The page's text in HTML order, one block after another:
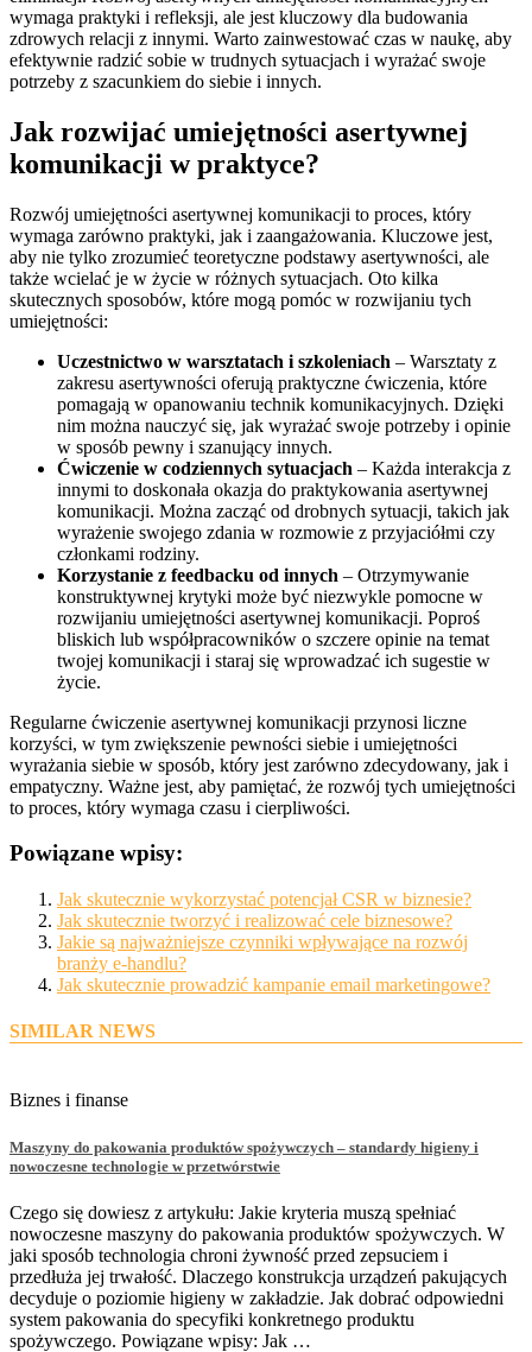
wymaga praktyki i refleksji, ale jest kluczowy dla budowania
zdrowych relacji z innymi. Warto zainwestować czas w naukę, aby
efektywnie radzić sobie w trudnych sytuacjach i wyrażać swoje
potrzeby z szacunkiem do siebie i innych.
Jak rozwijać umiejętności asertywnej
komunikacji w praktyce?
Rozwój umiejętności asertywnej komunikacji to proces, który
wymaga zarówno praktyki, jak i zaangażowania. Kluczowe jest,
aby nie tylko zrozumieć teoretyczne podstawy asertywności, ale
także wcielać je w życie w różnych sytuacjach. Oto kilka
skutecznych sposobów, które mogą pomóc w rozwijaniu tych
umiejętności:
Uczestnictwo w warsztatach i szkoleniach – Warsztaty z
zakresu asertywności oferują praktyczne ćwiczenia, które
pomagają w opanowaniu technik komunikacyjnych. Dzięki
nim można nauczyć się, jak wyrażać swoje potrzeby i opinie
w sposób pewny i szanujący innych.
Ćwiczenie w codziennych sytuacjach – Każda interakcja z
innymi to doskonała okazja do praktykowania asertywnej
komunikacji. Można zacząć od drobnych sytuacji, takich jak
wyrażenie swojego zdania w rozmowie z przyjaciółmi czy
członkami rodziny.
Korzystanie z feedbacku od innych – Otrzymywanie
konstruktywnej krytyki może być niezwykle pomocne w
rozwijaniu umiejętności asertywnej komunikacji. Poproś
bliskich lub współpracowników o szczere opinie na temat
twojej komunikacji i staraj się wprowadzać ich sugestie w
życie.
Regularne ćwiczenie asertywnej komunikacji przynosi liczne
korzyści, w tym zwiększenie pewności siebie i umiejętności
wyrażania siebie w sposób, który jest zarówno zdecydowany, jak i
empatyczny. Ważne jest, aby pamiętać, że rozwój tych umiejętności
to proces, który wymaga czasu i cierpliwości.
Powiązane wpisy:
Jak skutecznie wykorzystać potencjał CSR w biznesie?
Jak skutecznie tworzyć i realizować cele biznesowe?
Jakie są najważniejsze czynniki wpływające na rozwój
branży e-handlu?
Jak skutecznie prowadzić kampanie email marketingowe?
SIMILAR NEWS
Biznes i finanse
Maszyny do pakowania produktów spożywczych – standardy higieny i
nowoczesne technologie w przetwórstwie
Czego się dowiesz z artykułu: Jakie kryteria muszą spełniać
nowoczesne maszyny do pakowania produktów spożywczych. W
jaki sposób technologia chroni żywność przed zepsuciem i
przedłuża jej trwałość. Dlaczego konstrukcja urządzeń pakujących
decyduje o poziomie higieny w zakładzie. Jak dobrać odpowiedni
system pakowania do specyfiki konkretnego produktu
spożywczego. Powiązane wpisy: Jak …